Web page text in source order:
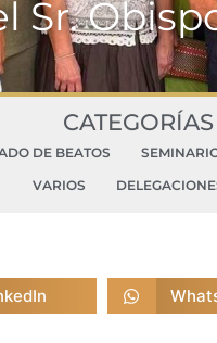
Sr.
CATEGORÍAS
DE BEATOS
VARIOS